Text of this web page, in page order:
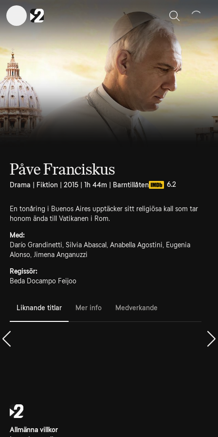
Sök
Påve Franciskus
Drama | Fiktion | 2015 | 1h 44m | Barntillåten 6.2
En tonåring i Buenos Aires upptäcker sitt religiösa kall som tar
honom ända till Vatikanen i Rom.
Med:
Darío Grandinetti, Silvia Abascal, Anabella Agostini, Eugenia
Alonso, Jimena Anganuzzi
Regissör:
Beda Docampo Feijoo
Liknande titlar Mer info Medverkande
Allmänna villkor